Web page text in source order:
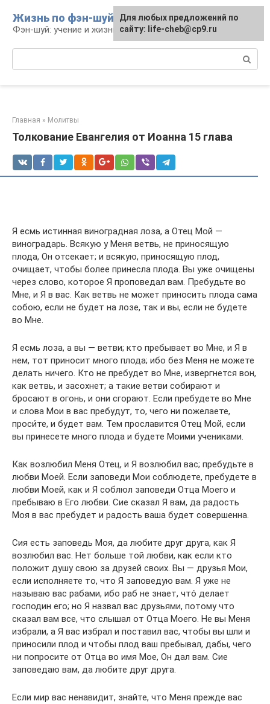
контенту
Жизнь по фэн-шуй
Фэн-шуй: учение и жизнь
Главная » Молитвы
Толкование Евангелия от Иоанна 15 глава
Я есмь истинная виноградная лоза, а Отец Мой —
виноградарь. Всякую у Меня ветвь, не приносящую
плода, Он отсекает; и всякую, приносящую плод,
очищает, чтобы более принесла плода. Вы уже очищены
через слово, которое Я проповедал вам. Пребудьте во
Мне, и Я в вас. Как ветвь не может приносить плода сама
собою, если не будет на лозе, так и вы, если не будете
во Мне.
Я есмь лоза, а вы — ветви; кто пребывает во Мне, и Я в
нем, тот приносит много плода; ибо без Меня не можете
делать ничего. Кто не пребудет во Мне, извергнется вон,
как ветвь, и засохнет; а такие ветви собирают и
бросают в огонь, и они сгорают. Если пребудете во Мне
и слова Мои в вас пребудут, то, чего ни пожелаете,
проси́те, и будет вам. Тем прославится Отец Мой, если
вы принесете много плода и будете Моими учениками.
Как возлюбил Меня Отец, и Я возлюбил вас; пребудьте в
любви Моей. Если заповеди Мои соблюдете, пребудете в
любви Моей, как и Я соблюл заповеди Отца Моего и
пребываю в Его любви. Сие сказал Я вам, да радость
Моя в вас пребудет и радость ваша будет совершенна.
Сия есть заповедь Моя, да любите друг друга, как Я
возлюбил вас. Нет больше той любви, как если кто
положит душу свою за друзей своих. Вы — друзья Мои,
если исполняете то, что Я заповедую вам. Я уже не
называю вас рабами, ибо раб не знает, что́ делает
господин его; но Я назвал вас друзьями, потому что
сказал вам все, что слышал от Отца Моего. Не вы Меня
избрали, а Я вас избрал и поставил вас, чтобы вы шли и
приносили плод и чтобы плод ваш пребывал, дабы, чего
ни попросите от Отца во имя Мое, Он дал вам. Сие
заповедаю вам, да любите друг друга.
Если мир вас ненавидит, знайте, что Меня прежде вас
Для любых предложений по
сайту: life-cheb@cp9.ru
Для любых предложений по
сайту: life-cheb@cp9.ru